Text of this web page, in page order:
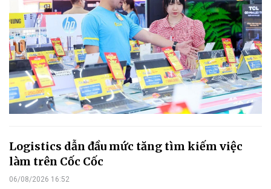
Logistics dẫn đầu mức tăng tìm kiếm việc
làm trên Cốc Cốc
06/08/2026 16:52